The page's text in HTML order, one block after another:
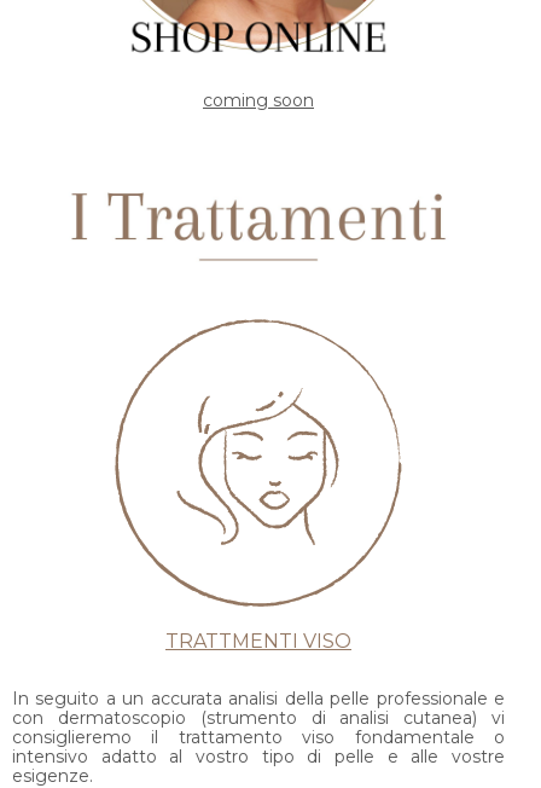
coming soon
TRATTMENTI VISO
In seguito a un accurata analisi della pelle professionale e
con dermatoscopio (strumento di analisi cutanea) vi
consiglieremo il trattamento viso fondamentale o
intensivo adatto al vostro tipo di pelle e alle vostre
esigenze.